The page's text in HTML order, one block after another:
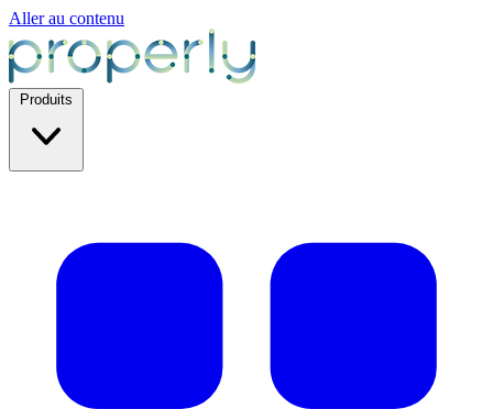
Aller au contenu